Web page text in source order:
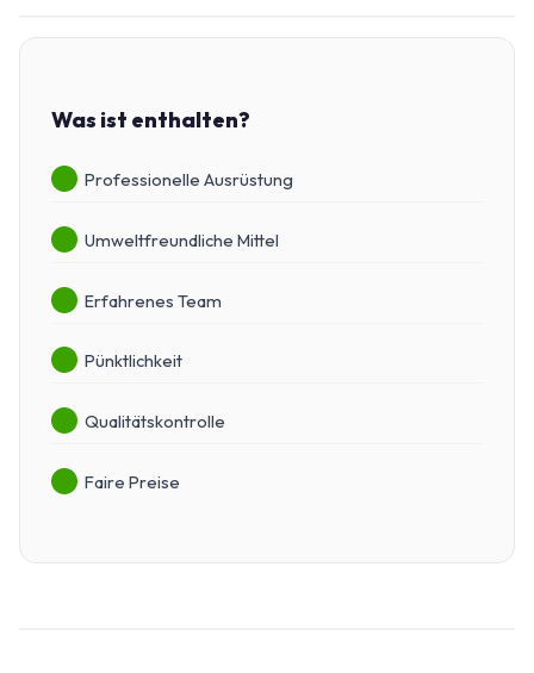
Was ist enthalten?
Professionelle Ausrüstung
Umweltfreundliche Mittel
Erfahrenes Team
Pünktlichkeit
Qualitätskontrolle
Faire Preise